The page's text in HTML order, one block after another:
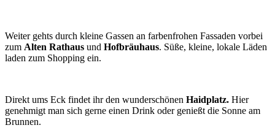
Weiter gehts durch kleine Gassen an farbenfrohen Fassaden vorbei
zum Alten Rathaus und Hofbräuhaus. Süße, kleine, lokale Läden
laden zum Shopping ein.
Direkt ums Eck findet ihr den wunderschönen Haidplatz. Hier
genehmigt man sich gerne einen Drink oder genießt die Sonne am
Brunnen.